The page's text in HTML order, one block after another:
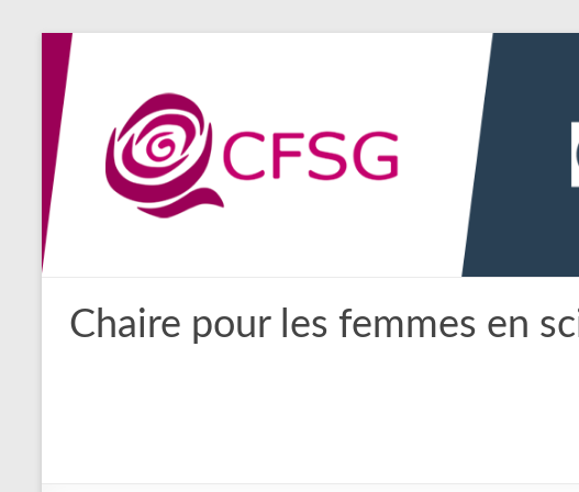
Aller
contenu
Chaire pour les femmes en